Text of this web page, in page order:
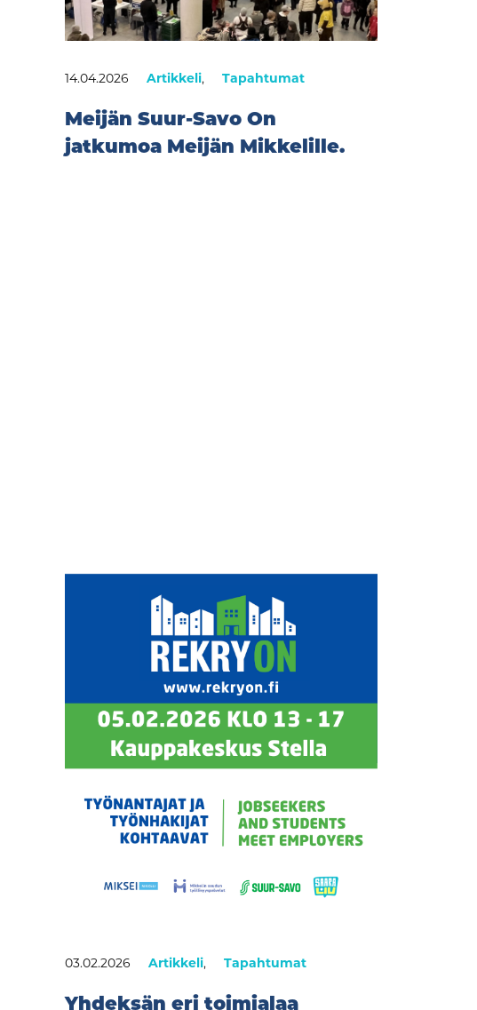
14.04.2026 Artikkeli, Tapahtumat
Meijän Suur-Savo On
jatkumoa Meijän Mikkelille.
03.02.2026 Artikkeli, Tapahtumat
Yhdeksän eri toimialaa